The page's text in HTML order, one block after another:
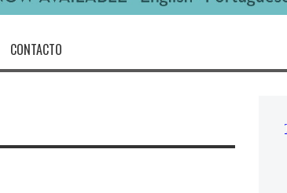
CONTACTO